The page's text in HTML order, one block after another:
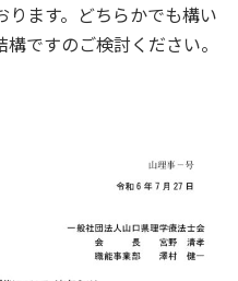
ます。どちらかでも構い
ですのご検討ください。